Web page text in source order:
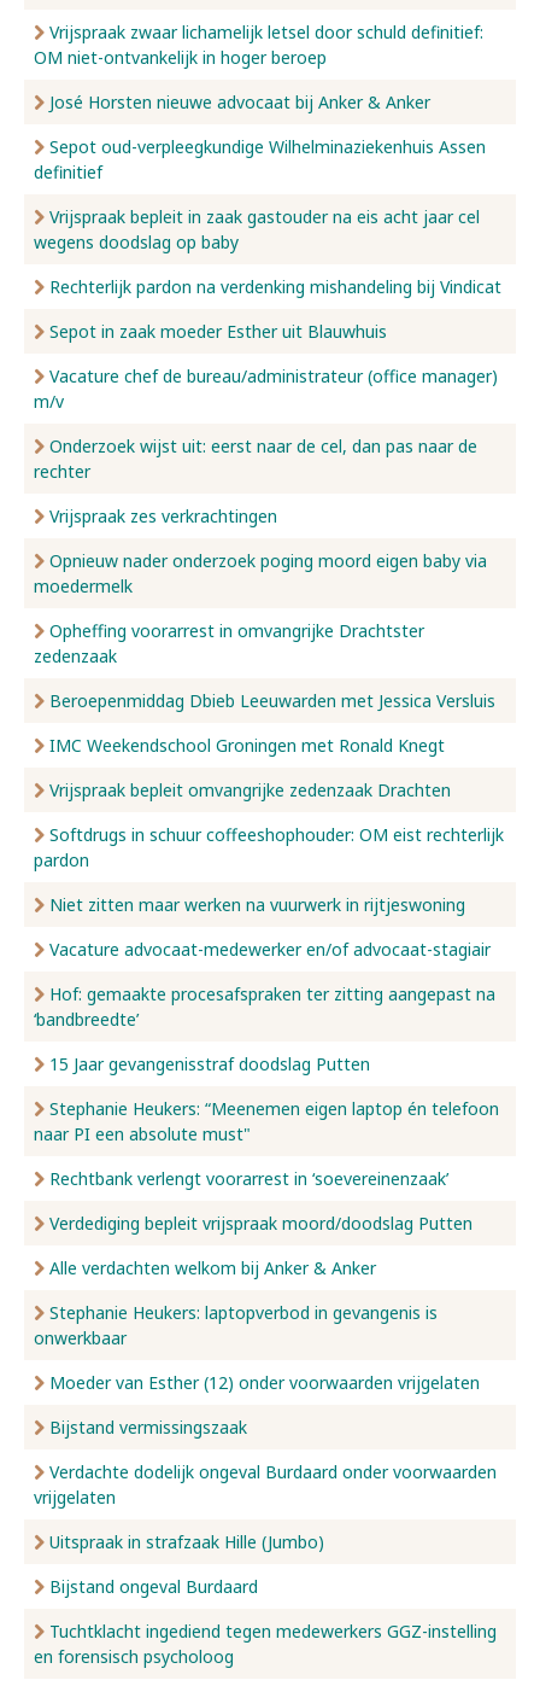
Vrijspraak zwaar lichamelijk letsel door schuld definitief:
OM niet-ontvankelijk in hoger beroep
José Horsten nieuwe advocaat bij Anker & Anker
Sepot oud-verpleegkundige Wilhelminaziekenhuis Assen
definitief
Vrijspraak bepleit in zaak gastouder na eis acht jaar cel
wegens doodslag op baby
Rechterlijk pardon na verdenking mishandeling bij Vindicat
Sepot in zaak moeder Esther uit Blauwhuis
Vacature chef de bureau/administrateur (office manager)
m/v
Onderzoek wijst uit: eerst naar de cel, dan pas naar de
rechter
Vrijspraak zes verkrachtingen
Opnieuw nader onderzoek poging moord eigen baby via
moedermelk
Opheffing voorarrest in omvangrijke Drachtster
zedenzaak
Beroepenmiddag Dbieb Leeuwarden met Jessica Versluis
IMC Weekendschool Groningen met Ronald Knegt
Vrijspraak bepleit omvangrijke zedenzaak Drachten
Softdrugs in schuur coffeeshophouder: OM eist rechterlijk
pardon
Niet zitten maar werken na vuurwerk in rijtjeswoning
Vacature advocaat-medewerker en/of advocaat-stagiair
Hof: gemaakte procesafspraken ter zitting aangepast na
‘bandbreedte’
15 Jaar gevangenisstraf doodslag Putten
Stephanie Heukers: “Meenemen eigen laptop én telefoon
naar PI een absolute must"
Rechtbank verlengt voorarrest in ‘soevereinenzaak’
Verdediging bepleit vrijspraak moord/doodslag Putten
Alle verdachten welkom bij Anker & Anker
Stephanie Heukers: laptopverbod in gevangenis is
onwerkbaar
Moeder van Esther (12) onder voorwaarden vrijgelaten
Bijstand vermissingszaak
Verdachte dodelijk ongeval Burdaard onder voorwaarden
vrijgelaten
Uitspraak in strafzaak Hille (Jumbo)
Bijstand ongeval Burdaard
Tuchtklacht ingediend tegen medewerkers GGZ-instelling
en forensisch psycholoog